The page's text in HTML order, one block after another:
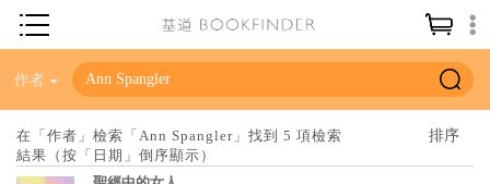
神學／教義
聖經
作者
在「作者」檢索「Ann Spangler」找到 5 項檢索
結果（按「日期」倒序顯示）